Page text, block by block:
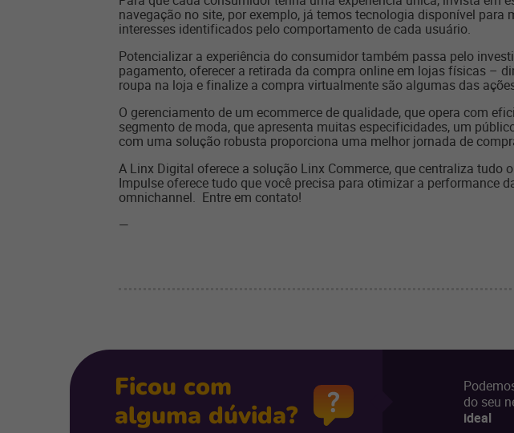
navegação no site, por exemplo, já temos tecnologia disponível
interesses identificados pelo comportamento de cada usuário.
Potencializar a experiência do consumidor também passa pelo
pagamento, oferecer a retirada da compra online em lojas físicas –
roupa na loja e finalize a compra virtualmente são algumas das
O gerenciamento de um ecommerce de qualidade, que opera com
segmento de moda, que apresenta muitas especificidades, um
com uma solução robusta proporciona uma melhor jornada de
A Linx Digital oferece a solução Linx Commerce, que centraliza
Impulse oferece tudo que você precisa para otimizar a performance
omnichannel. Entre em contato!
—
Ficou com
alguma dúvida?
do seu
ideal